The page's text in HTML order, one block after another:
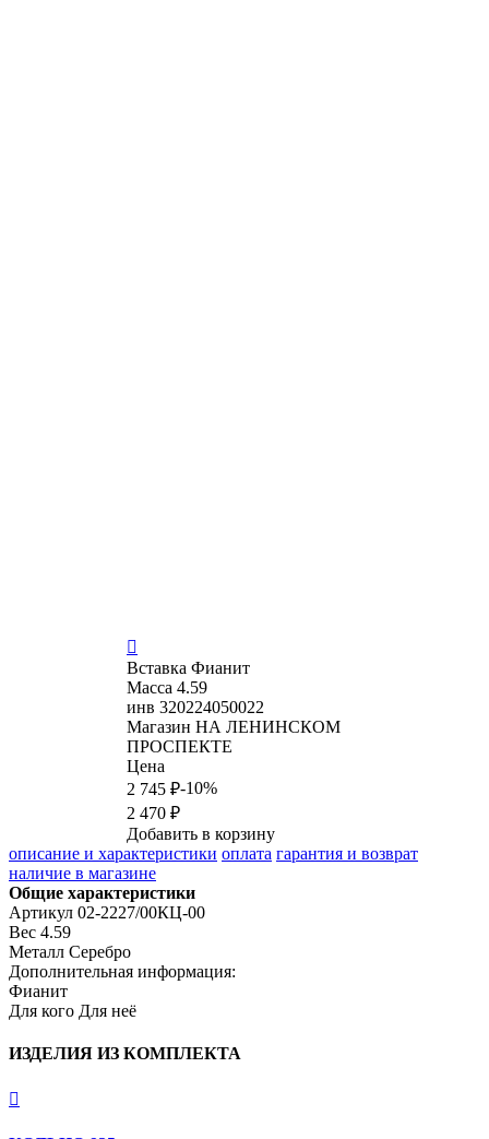

Вставка Фианит
Масса 4.59
инв 320224050022
Магазин НА ЛЕНИНСКОМ
ПРОСПЕКТЕ
Цена
2 745 ₽-10%
2 470 ₽
Добавить в корзину
описание и характеристики оплата гарантия и возврат
наличие в магазине
Общие характеристики
Артикул 02-2227/00КЦ-00
Вес 4.59
Металл Серебро
Дополнительная информация:
Фианит
Для кого Для неё
ИЗДЕЛИЯ ИЗ КОМПЛЕКТА
